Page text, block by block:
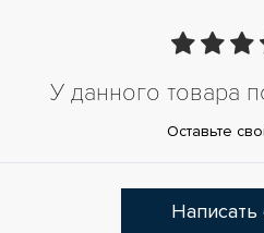
У данного товара
Оставьте
Написать